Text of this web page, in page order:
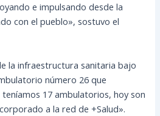
e impulsando desde la
con el pueblo», sostuvo el
la infraestructura sanitaria bajo
número 26 que
17 ambulatorios, hoy son
a la red de +Salud».